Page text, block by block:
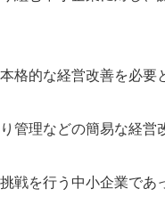
格的な経営改善を必要
管理などの簡易な経営
戦を行う中小企業であ